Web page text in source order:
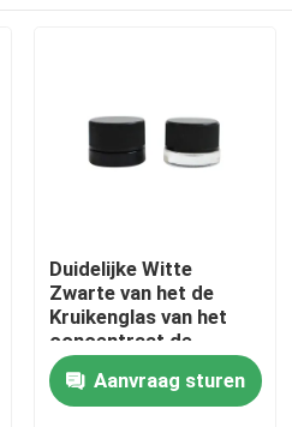
Duidelijke Witte
Zwarte van het de
Kruikenglas van het
concentraat de
Waskruik Veilig voor
kinderenAanvraag sturen